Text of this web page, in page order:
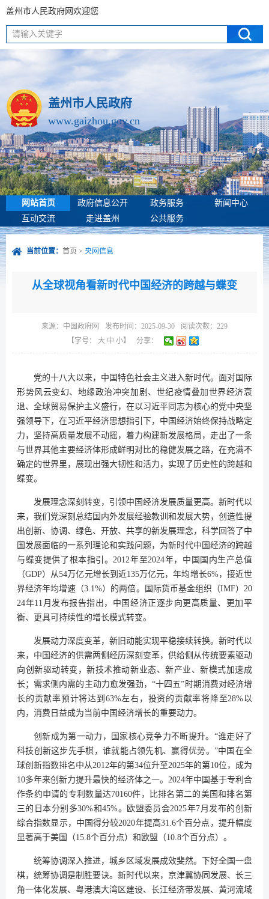
盖州市人民政府网欢迎您
请输入关键字
盖州市人民政府
www.gaizhou.gov.cn
网站首页 政府信息公开 政务服务
新闻中心
互动交流
走进盖州 公共服务
当前位置： 首页 > 央网信息
从全球视角看新时代中国经济的跨越与蝶变
来源： 中国政府网 发布时间：2025-09-30 阅读次数： 229
【字号： 大 中 小】 分享：
党的十八大以来，中国特色社会主义进入新时代。面对国际
形势风云变幻、地缘政治冲突加剧、世纪疫情叠加世界经济衰
退、全球贸易保护主义盛行，在以习近平同志为核心的党中央坚
强领导下，在习近平经济思想指引下，中国经济始终保持战略定
力，坚持高质量发展不动摇，着力构建新发展格局，走出了一条
与世界其他主要经济体形成鲜明对比的稳健发展之路，在充满不
确定的世界里，展现出强大韧性和活力，实现了历史性的跨越和
蝶变。
发展理念深刻转变，引领中国经济发展质量更高。新时代以
来，我们党深刻总结国内外发展经验教训和发展大势，创造性提
出创新、协调、绿色、开放、共享的新发展理念，科学回答了中
国发展面临的一系列理论和实践问题，为新时代中国经济的跨越
与蝶变提供了根本指引。2012年至2024年，中国国内生产总值
（GDP）从54万亿元增长到近135万亿元，年均增长6%，接近世
界经济年均增速（3.1%）的两倍。国际货币基金组织（IMF）20
24年11月发布报告指出，中国经济正逐步向更高质量、更加平
衡、更具可持续性的增长模式转变。
发展动力深度变革，新旧动能实现平稳接续转换。新时代以
来，中国经济的供需两侧经历深刻变革，供给侧从传统要素驱动
向创新驱动转变，新技术推动新业态、新产业、新模式加速成
长；需求侧内需的主动力愈发强劲，“十四五”时期消费对经济增
长的贡献率预计将达到63%左右，投资的贡献率将降至28%以
内，消费日益成为当前中国经济增长的重要动力。
创新成为第一动力，国家核心竞争力不断提升。“谁走好了
科技创新这步先手棋，谁就能占领先机、赢得优势。”中国在全
球创新指数排名中从2012年的第34位升至2025年的第10位，成为
10多年来创新力提升最快的经济体之一。2024年中国基于专利合
作条约申请的专利数量达70160件，比排名第二的美国和排名第
三的日本分别多30%和45%。欧盟委员会2025年7月发布的创新
综合指数显示，中国得分较2020年提高31.6个百分点，提升幅度
显著高于美国（15.8个百分点）和欧盟（10.8个百分点）。
统筹协调深入推进，城乡区域发展成效斐然。下好全国一盘
棋，统筹协调是制胜要诀。新时代以来，京津冀协同发展、长三
角一体化发展、粤港澳大湾区建设、长江经济带发展、黄河流域